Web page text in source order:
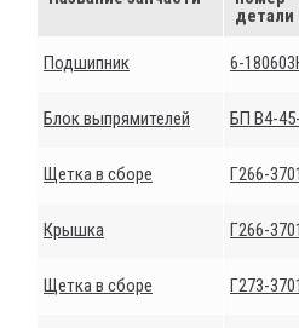
детали
Подшипник 6-
Блок выпрямителей БП В4-
Щетка в сборе Г266-
Крышка Г266-
Щетка в сборе Г273-